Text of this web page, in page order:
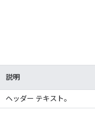
説明
ヘッダー テキスト。